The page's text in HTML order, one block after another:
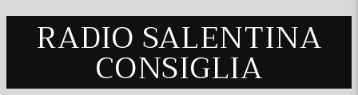
RADIO SALENTINA
CONSIGLIA